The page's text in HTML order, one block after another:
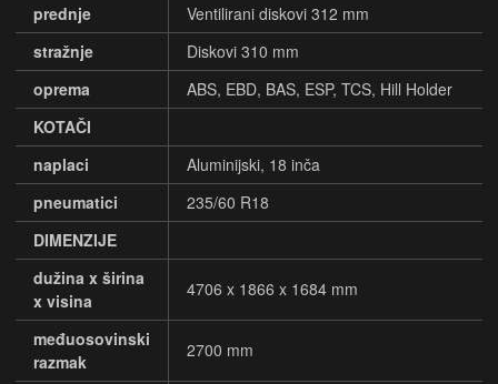
prednje
Ventilirani diskovi 312 mm
stražnje
Diskovi 310 mm
oprema
ABS, EBD, BAS, ESP, TCS, Hill Holder
KOTAČI
naplaci
Aluminijski, 18 inča
pneumatici
235/60 R18
DIMENZIJE
dužina x širina
x visina
4706 x 1866 x 1684 mm
međuosovinski
razmak
2700 mm